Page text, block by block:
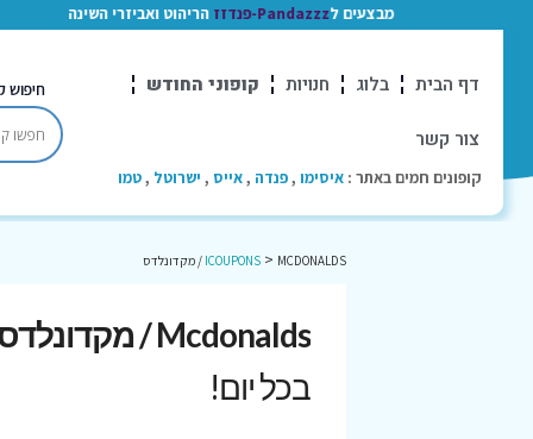
מבצעים לPandazzz-פנדזז הריהוט ואביזרי השינה
דף הבית בלוג חנויות קופוני החודש
צור קשר
קופונים חמים באתר : איסימו ,פנדה ,אייס , ישרוטל ,טמו
חיפוש
ICOUPONS > MCDONALDS / מקדונלדס
Mcdonalds / מקדונלדס קופונים
בכל יום!